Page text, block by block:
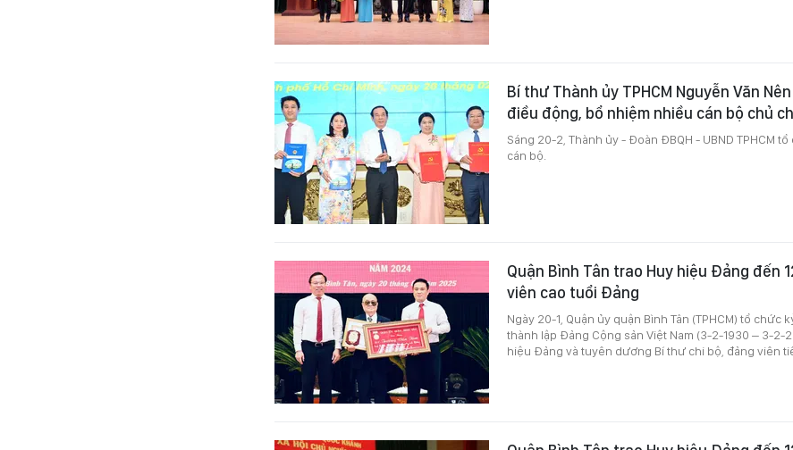
Bí thư Thành ủy TPHCM Nguyễn Văn
điều động, bổ nhiệm nhiều cán bộ chủ
Sáng 20-2, Thành ủy - Đoàn ĐBQH - UBND TPHCM
cán bộ.
Quận Bình Tân trao Huy hiệu Đảng đến
viên cao tuổi Đảng
Ngày 20-1, Quận ủy quận Bình Tân (TPHCM) tổ chức
thành lập Đảng Cộng sản Việt Nam (3-2-1930 – 3-2-
hiệu Đảng và tuyên dương Bí thư chi bộ, đảng viên